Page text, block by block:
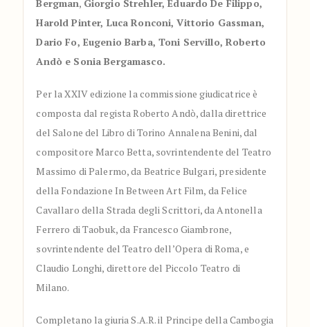
Bergman, Giorgio Strehler, Eduardo De Filippo,
Harold Pinter, Luca Ronconi, Vittorio Gassman,
Dario Fo, Eugenio Barba, Toni Servillo, Roberto
Andò e Sonia Bergamasco.
Per la XXIV edizione la commissione giudicatrice è
composta dal regista Roberto Andò, dalla direttrice
del Salone del Libro di Torino Annalena Benini, dal
compositore Marco Betta, sovrintendente del Teatro
Massimo di Palermo, da Beatrice Bulgari, presidente
della Fondazione In Between Art Film, da Felice
Cavallaro della Strada degli Scrittori, da Antonella
Ferrero di Taobuk, da Francesco Giambrone,
sovrintendente del Teatro dell’Opera di Roma, e
Claudio Longhi, direttore del Piccolo Teatro di
Milano.
Completano la giuria S.A.R. il Principe della Cambogia